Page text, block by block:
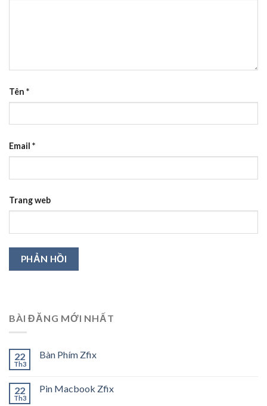
Tên *
Email *
Trang web
BÀI ĐĂNG MỚI NHẤT
22
Th3
Bàn Phím Zfix
22
Th3
Pin Macbook Zfix